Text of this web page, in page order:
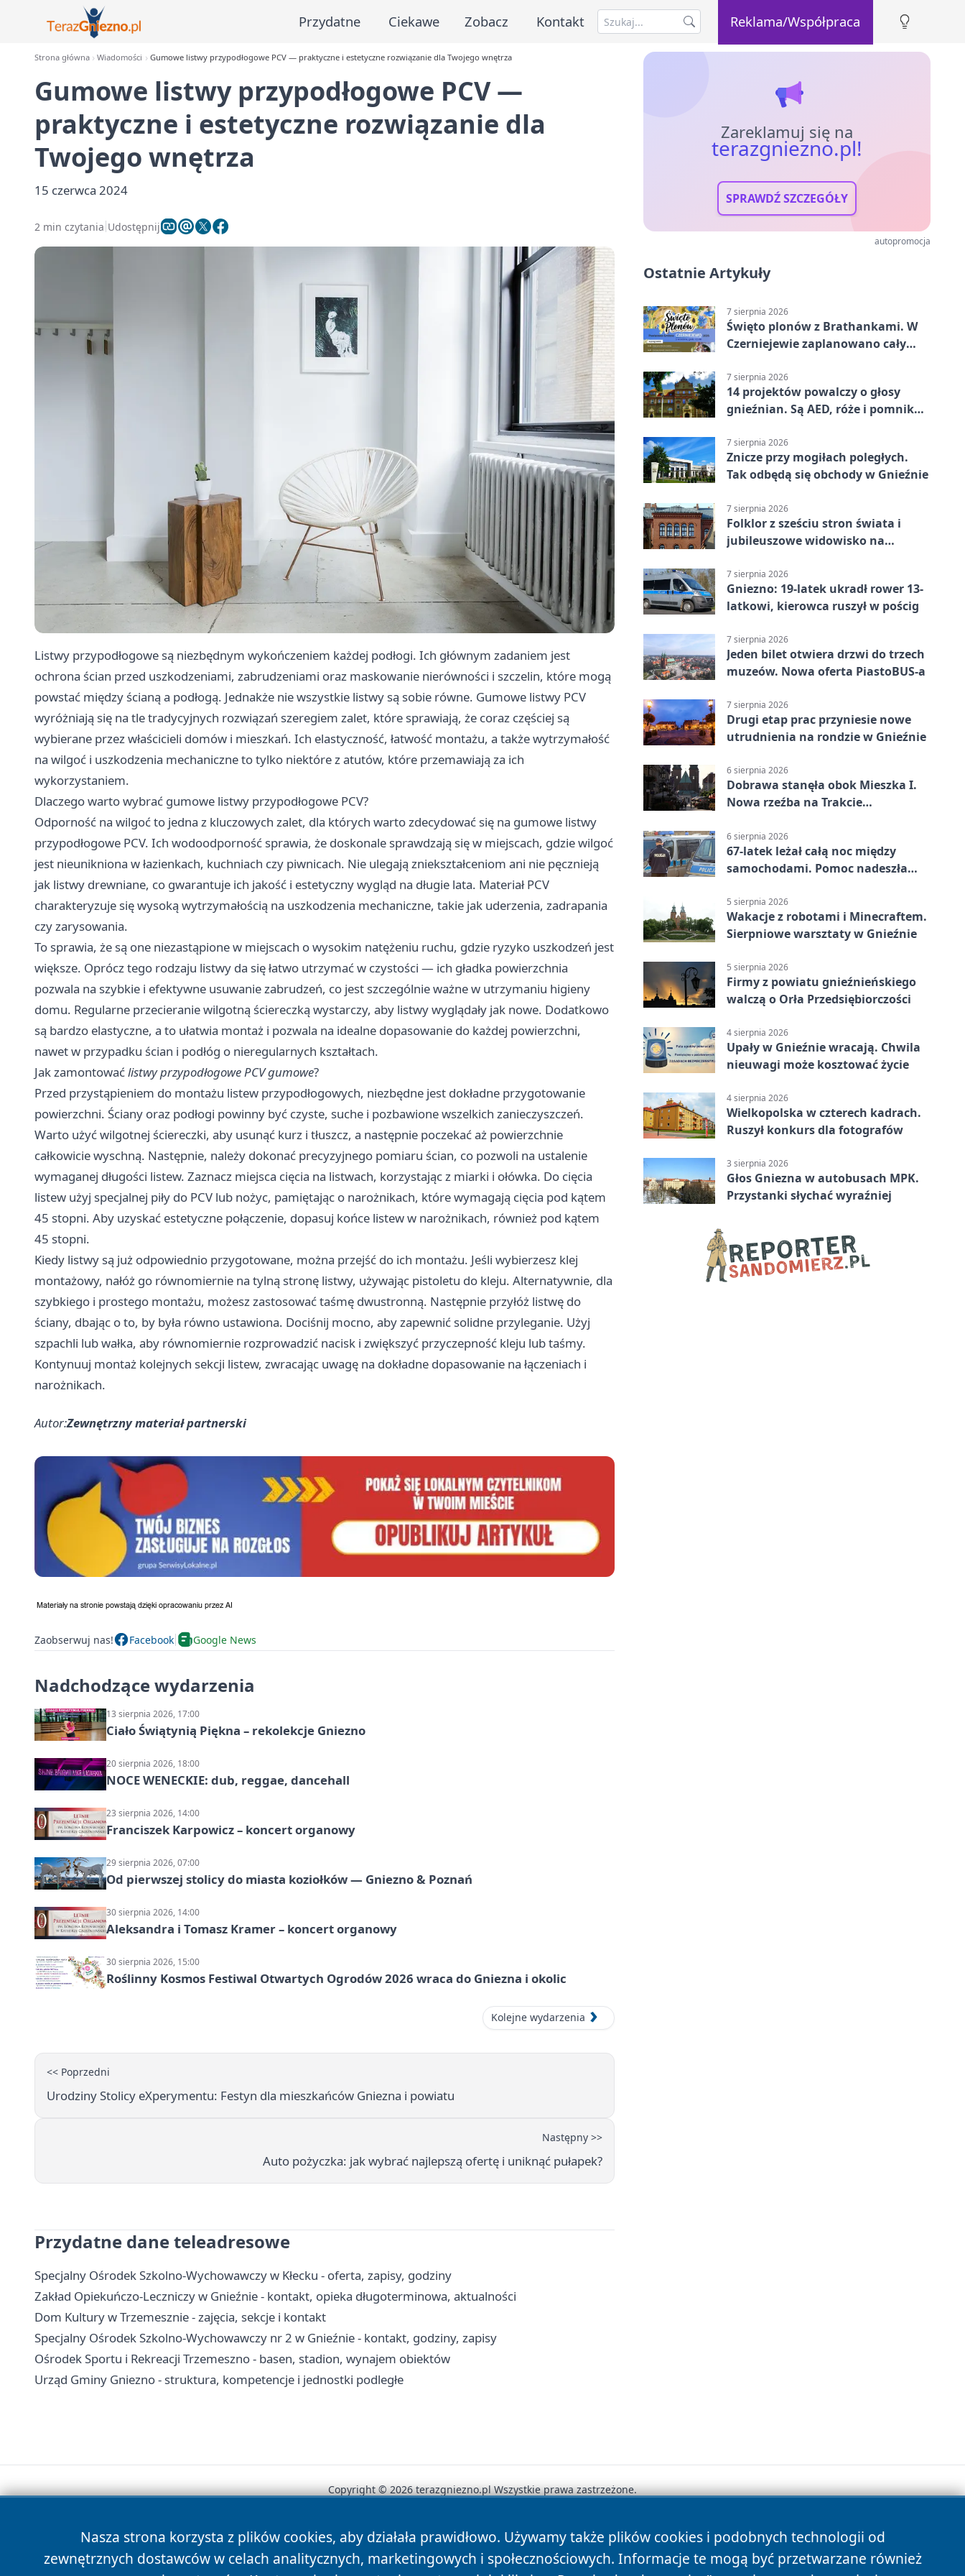
Przydatne Ciekawe Zobacz Kontakt Reklama/Współpraca
Strona główna Wiadomości Gumowe listwy przypodłogowe PCV — praktyczne i estetyczne rozwiązanie dla Twojego wnętrza
Gumowe listwy przypodłogowe PCV —
praktyczne i estetyczne rozwiązanie dla
Twojego wnętrza
15 czerwca 2024
2 min czytania Udostępnij
Listwy przypodłogowe są niezbędnym wykończeniem każdej podłogi. Ich głównym zadaniem jest
ochrona ścian przed uszkodzeniami, zabrudzeniami oraz maskowanie nierówności i szczelin, które mogą
powstać między ścianą a podłogą. Jednakże nie wszystkie listwy są sobie równe. Gumowe listwy PCV
wyróżniają się na tle tradycyjnych rozwiązań szeregiem zalet, które sprawiają, że coraz częściej są
wybierane przez właścicieli domów i mieszkań. Ich elastyczność, łatwość montażu, a także wytrzymałość
na wilgoć i uszkodzenia mechaniczne to tylko niektóre z atutów, które przemawiają za ich
wykorzystaniem.
Dlaczego warto wybrać gumowe listwy przypodłogowe PCV?
Odporność na wilgoć to jedna z kluczowych zalet, dla których warto zdecydować się na gumowe listwy
przypodłogowe PCV. Ich wodoodporność sprawia, że doskonale sprawdzają się w miejscach, gdzie wilgoć
jest nieunikniona w łazienkach, kuchniach czy piwnicach. Nie ulegają zniekształceniom ani nie pęcznieją
jak listwy drewniane, co gwarantuje ich jakość i estetyczny wygląd na długie lata. Materiał PCV
charakteryzuje się wysoką wytrzymałością na uszkodzenia mechaniczne, takie jak uderzenia, zadrapania
czy zarysowania.
To sprawia, że są one niezastąpione w miejscach o wysokim natężeniu ruchu, gdzie ryzyko uszkodzeń jest
większe. Oprócz tego rodzaju listwy da się łatwo utrzymać w czystości — ich gładka powierzchnia
pozwala na szybkie i efektywne usuwanie zabrudzeń, co jest szczególnie ważne w utrzymaniu higieny
domu. Regularne przecieranie wilgotną ściereczką wystarczy, aby listwy wyglądały jak nowe. Dodatkowo
są bardzo elastyczne, a to ułatwia montaż i pozwala na idealne dopasowanie do każdej powierzchni,
nawet w przypadku ścian i podłóg o nieregularnych kształtach.
Jak zamontowaćlistwy przypodłogowe PCV gumowe?
Przed przystąpieniem do montażu listew przypodłogowych, niezbędne jest dokładne przygotowanie
powierzchni. Ściany oraz podłogi powinny być czyste, suche i pozbawione wszelkich zanieczyszczeń.
Warto użyć wilgotnej ściereczki, aby usunąć kurz i tłuszcz, a następnie poczekać aż powierzchnie
całkowicie wyschną. Następnie, należy dokonać precyzyjnego pomiaru ścian, co pozwoli na ustalenie
wymaganej długości listew. Zaznacz miejsca cięcia na listwach, korzystając z miarki i ołówka. Do cięcia
listew użyj specjalnej piły do PCV lub nożyc, pamiętając o narożnikach, które wymagają cięcia pod kątem
45 stopni. Aby uzyskać estetyczne połączenie, dopasuj końce listew w narożnikach, również pod kątem
45 stopni.
Kiedy listwy są już odpowiednio przygotowane, można przejść do ich montażu. Jeśli wybierzesz klej
montażowy, nałóż go równomiernie na tylną stronę listwy, używając pistoletu do kleju. Alternatywnie, dla
szybkiego i prostego montażu, możesz zastosować taśmę dwustronną. Następnie przyłóż listwę do
ściany, dbając o to, by była równo ustawiona. Dociśnij mocno, aby zapewnić solidne przyleganie. Użyj
szpachli lub wałka, aby równomiernie rozprowadzić nacisk i zwiększyć przyczepność kleju lub taśmy.
Kontynuuj montaż kolejnych sekcji listew, zwracając uwagę na dokładne dopasowanie na łączeniach i
narożnikach.
Autor:Zewnętrzny materiał partnerski
Zaobserwuj nas! Facebook Google News
Nadchodzące wydarzenia
13 sierpnia 2026, 17:00
Ciało Świątynią Piękna – rekolekcje Gniezno
20 sierpnia 2026, 18:00
NOCE WENECKIE: dub, reggae, dancehall
23 sierpnia 2026, 14:00
Franciszek Karpowicz – koncert organowy
29 sierpnia 2026, 07:00
Od pierwszej stolicy do miasta koziołków — Gniezno & Poznań
30 sierpnia 2026, 14:00
Aleksandra i Tomasz Kramer – koncert organowy
30 sierpnia 2026, 15:00
Roślinny Kosmos Festiwal Otwartych Ogrodów 2026 wraca do Gniezna i okolic
Kolejne wydarzenia
<< Poprzedni
Urodziny Stolicy eXperymentu: Festyn dla mieszkańców Gniezna i powiatu
Następny >>
Auto pożyczka: jak wybrać najlepszą ofertę i uniknąć pułapek?
Przydatne dane teleadresowe
Specjalny Ośrodek Szkolno-Wychowawczy w Kłecku - oferta, zapisy, godziny
Zakład Opiekuńczo-Leczniczy w Gnieźnie - kontakt, opieka długoterminowa, aktualności
Dom Kultury w Trzemesznie - zajęcia, sekcje i kontakt
Specjalny Ośrodek Szkolno-Wychowawczy nr 2 w Gnieźnie - kontakt, godziny, zapisy
Ośrodek Sportu i Rekreacji Trzemeszno - basen, stadion, wynajem obiektów
Urząd Gminy Gniezno - struktura, kompetencje i jednostki podległe
Zareklamuj się na
terazgniezno.pl!
SPRAWDŹ SZCZEGÓŁY
autopromocja
Ostatnie Artykuły
7 sierpnia 2026
Święto plonów z Brathankami. W
Czerniejewie zaplanowano cały
7 sierpnia 2026
14 projektów powalczy o głosy
gnieźnian. Są AED, róże i pomnik
7 sierpnia 2026
Znicze przy mogiłach poległych.
Tak odbędą się obchody w Gnieźnie
7 sierpnia 2026
Folklor z sześciu stron świata i
jubileuszowe widowisko na
7 sierpnia 2026
Gniezno: 19-latek ukradł rower 13-
latkowi, kierowca ruszył w pościg
7 sierpnia 2026
Jeden bilet otwiera drzwi do trzech
muzeów. Nowa oferta PiastoBUS-a
7 sierpnia 2026
Drugi etap prac przyniesie nowe
utrudnienia na rondzie w Gnieźnie
6 sierpnia 2026
Dobrawa stanęła obok Mieszka I.
Nowa rzeźba na Trakcie
6 sierpnia 2026
67-latek leżał całą noc między
samochodami. Pomoc nadeszła
5 sierpnia 2026
Wakacje z robotami i Minecraftem.
Sierpniowe warsztaty w Gnieźnie
5 sierpnia 2026
Firmy z powiatu gnieźnieńskiego
walczą o Orła Przedsiębiorczości
4 sierpnia 2026
Upały w Gnieźnie wracają. Chwila
nieuwagi może kosztować życie
4 sierpnia 2026
Wielkopolska w czterech kadrach.
Ruszył konkurs dla fotografów
3 sierpnia 2026
Głos Gniezna w autobusach MPK.
Przystanki słychać wyraźniej
Nasza strona korzysta z plików cookies, aby działała prawidłowo. Używamy także plików cookies i podobnych technologii od
zewnętrznych dostawców w celach analitycznych, marketingowych i społecznościowych. Informacje te mogą być przetwarzane również
Copyright © 2026 terazgniezno.pl Wszystkie prawa zastrzeżone.
News Autorzy Polityka Prywatności Polityka Cookies